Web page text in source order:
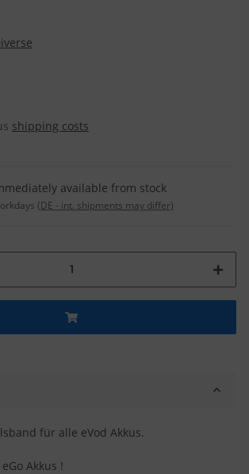
shipping costs
available from stock
(DE - int. shipments may differ)
für alle eVod Akkus.
Akkus !